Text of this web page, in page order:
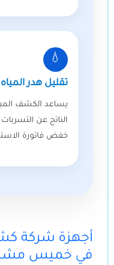
💧
تقليل هدر المياه
يساعد الكشف
الناتج عن
خفض فاتورة
في خميس